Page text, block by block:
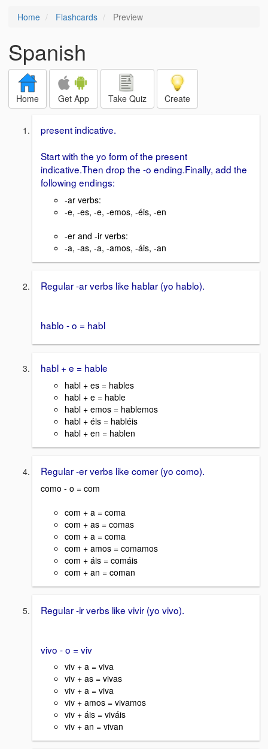
Home Flashcards Preview
Spanish
Home Get App Take Quiz Create
present indicative.
Start with the yo form of the present
indicative.Then drop the -o ending.Finally, add the
following endings:
-ar verbs:
-e, -es, -e, -emos, -éis, -en
-er and -ir verbs:
-a, -as, -a, -amos, -áis, -an
Regular -ar verbs like hablar (yo hablo).
hablo - o = habl
habl + e = hable
habl + es = hables
habl + e = hable
habl + emos = hablemos
habl + éis = habléis
habl + en = hablen
Regular -er verbs like comer (yo como).
como - o = com
com + a = coma
com + as = comas
com + a = coma
com + amos = comamos
com + áis = comáis
com + an = coman
Regular -ir verbs like vivir (yo vivo).
vivo - o = viv
viv + a = viva
viv + as = vivas
viv + a = viva
viv + amos = vivamos
viv + áis = viváis
viv + an = vivan